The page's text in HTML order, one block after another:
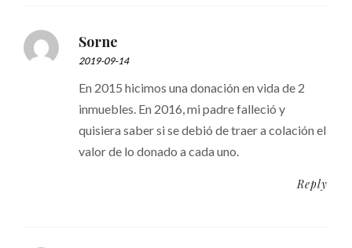
Sorne
2019-09-14
En 2015 hicimos una donación en vida de 2
inmuebles. En 2016, mi padre falleció y
quisiera saber si se debió de traer a colación el
valor de lo donado a cada uno.
Reply